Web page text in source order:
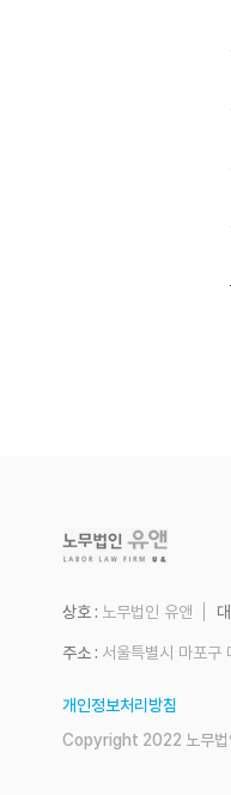
상호 : 노무법인 유앤
주소 : 서울특별시 마포
개인정보처리방침
Copyright 2022 노무법